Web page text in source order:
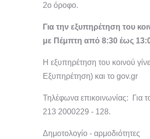
2ο όροφο.
Για την εξυπηρέτηση του
με Πέμπτη από 8:30 έως
Η εξυπηρέτηση του κοινού
Εξυπηρέτηση) και το gov.gr
Τηλέφωνα επικοινωνίας: Για
213 2000229 - 128.
Δημοτολογίο - αρμοδιότητες